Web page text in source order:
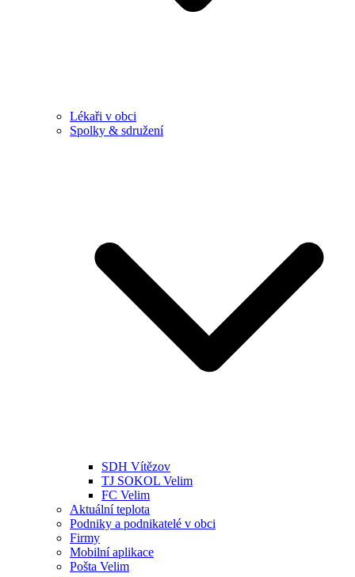
Lékaři v obci
Spolky & sdružení
SDH Vítězov
TJ SOKOL Velim
FC Velim
Aktuální teplota
Podniky a podnikatelé v obci
Firmy
Mobilní aplikace
Pošta Velim